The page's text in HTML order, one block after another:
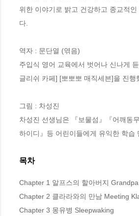
위한 이야기로 밝고 건강하고 종교적
다.
역자 : 문단열 (엮음)
주입식 영어 교육에서 벗어나 신나게
글리쉬 카페] [뽀뽀뽀 매직세븐]을 진
그림 : 차성진
차성진 선생님은 『보물섬』『어깨동
하이디』등 어린이들에게 유익한 학습
목차
Chapter 1 알프스의 할아버지
Chapter 2 클라라와의 만남 Meeting
Chapter 3 몽유병 Sleepwaking